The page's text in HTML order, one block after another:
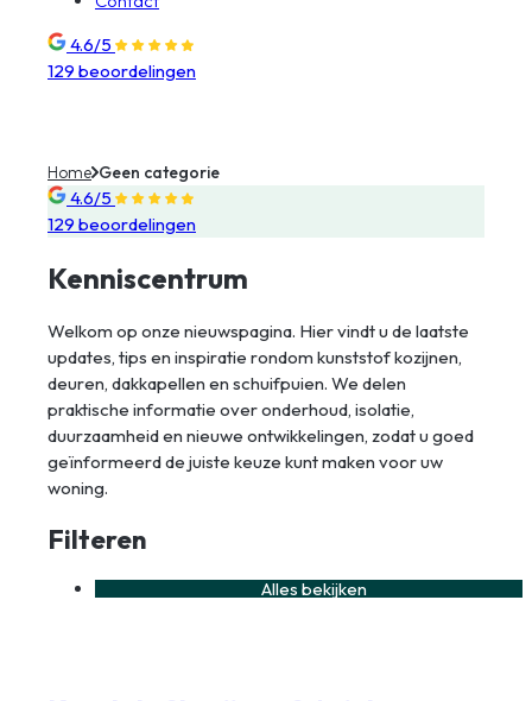
4.6/5
129 beoordelingen
Home Geen categorie
4.6/5
129 beoordelingen
Kenniscentrum
Welkom op onze nieuwspagina. Hier vindt u de laatste
updates, tips en inspiratie rondom kunststof kozijnen,
deuren, dakkapellen en schuifpuien. We delen
praktische informatie over onderhoud, isolatie,
duurzaamheid en nieuwe ontwikkelingen, zodat u goed
geïnformeerd de juiste keuze kunt maken voor uw
woning.
Filteren
Alles bekijken